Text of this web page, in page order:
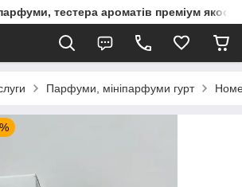
тестера ароматів преміум
Парфуми, мініпарфуми гурт